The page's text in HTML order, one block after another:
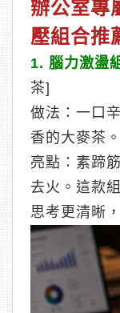
辦公室專
壓組合推
1. 腦力激盪
茶]
做法：一口
香的大麥茶。
亮點：素蹄
去火。這款
思考更清晰